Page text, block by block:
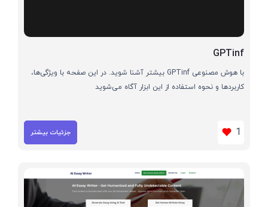
GPTinf
با هوش مصنوعی GPTinf بیشتر آشنا شوید. در این صفحه با ویژگی‌ها،
کاربردها و نحوه استفاده از این ابزار آگاه می‌شوید
1 جزئیات بیشتر